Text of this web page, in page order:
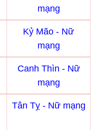
mạng
Kỷ Mão - Nữ
mạng
Canh Thìn - Nữ
mạng
Tân Tỵ - Nữ mạng